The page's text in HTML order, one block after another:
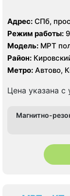
Адрес: СПб,
Режим работы:
Модель: МРТ
Тесла, КТ GE
Район:
область,
Метро: Автово,
Цена указана с
Магнитно-